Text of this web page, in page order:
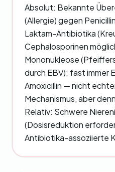
Absolut: Bekannte
(Allergie) gegen
Laktam-Antibiotika
Cephalosporinen
Mononukleose
durch EBV): fast immer
Amoxicillin — nicht
Mechanismus, aber
Relativ: Schwere
(Dosisreduktion
Antibiotika-assoziierte